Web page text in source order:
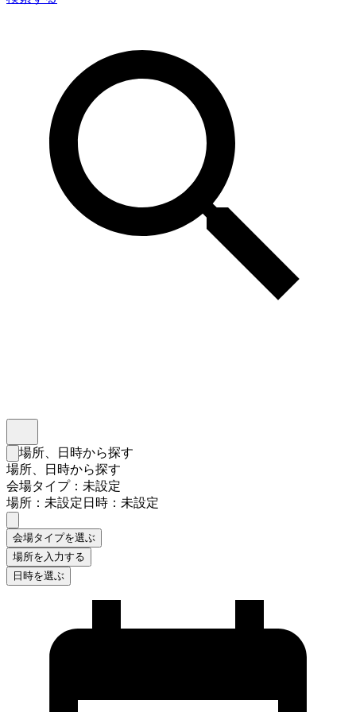
検索フォームを閉じる
場所、日時から探す
場所、日時から探す
会場タイプ：未設定
場所：未設定日時：未設定
会場タイプを選ぶ
場所を入力する
日時を選ぶ